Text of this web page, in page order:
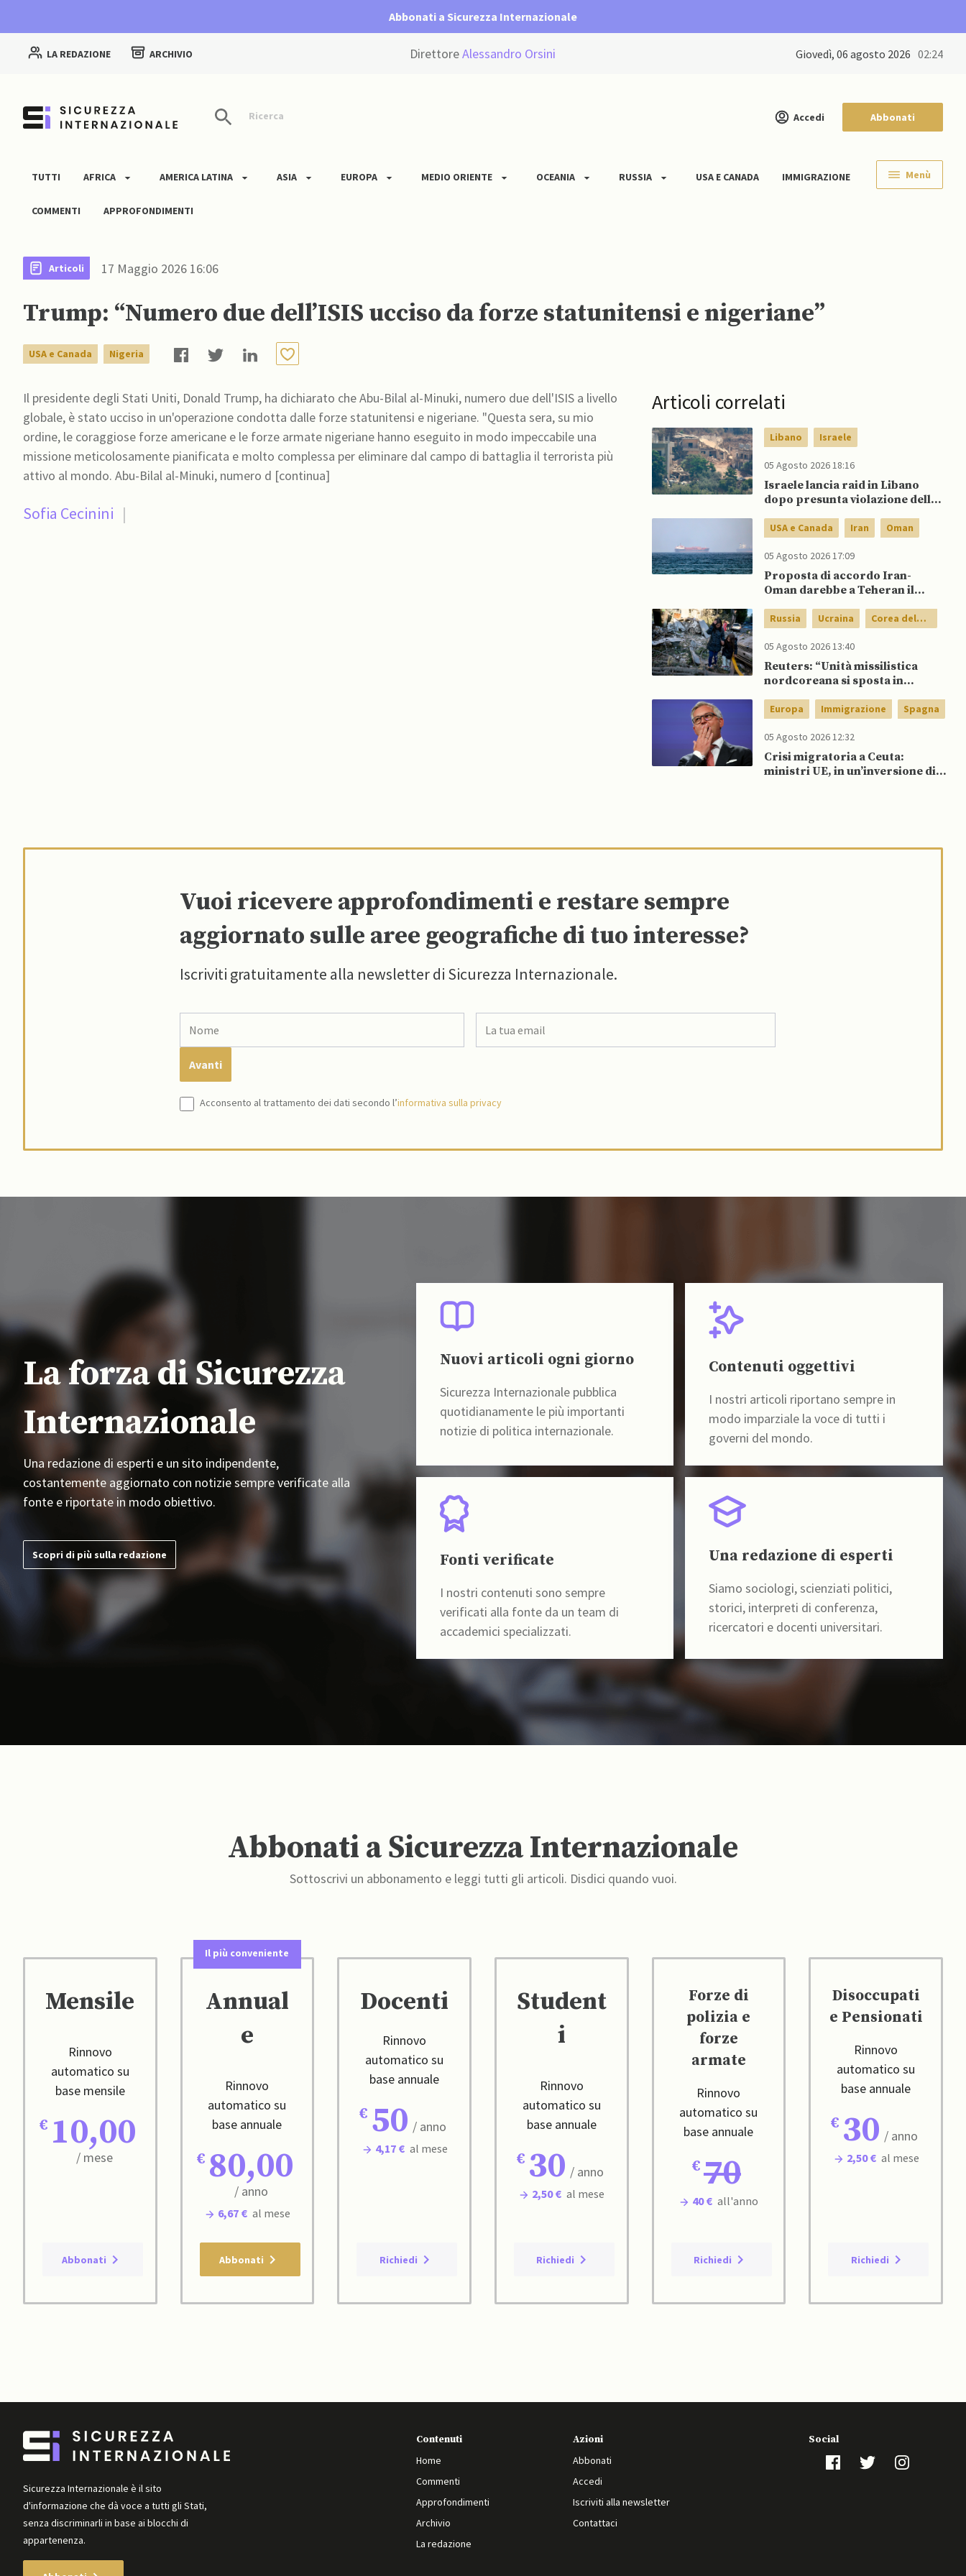
Abbonati a Sicurezza Internazionale
LA REDAZIONE ARCHIVIO DirettoreAlessandro Orsini giovedì, 06 agosto 2026 02:24
Ricerca Accedi Abbonati
TUTTI AFRICA AMERICA LATINA ASIA EUROPA MEDIO ORIENTE OCEANIA RUSSIA USA E CANADA IMMIGRAZIONE
COMMENTI APPROFONDIMENTI
Menù
Articoli 17 Maggio 2026 16:06
Trump: “Numero due dell’ISIS ucciso da forze statunitensi e nigeriane”
USA e Canada Nigeria
Il presidente degli Stati Uniti, Donald Trump, ha dichiarato che Abu-Bilal al-Minuki, numero due dell'ISIS a livello
globale, è stato ucciso in un'operazione condotta dalle forze statunitensi e nigeriane. "Questa sera, su mio
ordine, le coraggiose forze americane e le forze armate nigeriane hanno eseguito in modo impeccabile una
missione meticolosamente pianificata e molto complessa per eliminare dal campo di battaglia il terrorista più
attivo al mondo. Abu-Bilal al-Minuki, numero d [continua]
Sofia Cecinini |
Articoli correlati
Libano Israele
05 Agosto 2026 18:16
Israele lancia raid in Libano
dopo presunta violazione della
USA e Canada Iran Oman
05 Agosto 2026 17:09
Proposta di accordo Iran-
Oman darebbe a Teheran il
nel Golfo
Russia Ucraina
Corea del
Nord
05 Agosto 2026 13:40
Reuters: “Unità missilistica
nordcoreana si sposta in
potrebbero presto colpire
Europa Immigrazione Spagna
05 Agosto 2026 12:32
Crisi migratoria a Ceuta:
ministri UE, in un’inversione di
Vuoi ricevere approfondimenti e restare sempre
aggiornato sulle aree geografiche di tuo interesse?
Iscriviti gratuitamente alla newsletter di Sicurezza Internazionale.
Acconsento al trattamento dei dati secondo l’informativa sulla privacy
La forza di Sicurezza
Internazionale
Una redazione di esperti e un sito indipendente,
costantemente aggiornato con notizie sempre verificate alla
fonte e riportate in modo obiettivo.
Scopri di più sulla redazione
Nuovi articoli ogni giorno
Sicurezza Internazionale pubblica
quotidianamente le più importanti
notizie di politica internazionale.
Contenuti oggettivi
I nostri articoli riportano sempre in
modo imparziale la voce di tutti i
governi del mondo.
Fonti verificate
I nostri contenuti sono sempre
verificati alla fonte da un team di
accademici specializzati.
Una redazione di esperti
Siamo sociologi, scienziati politici,
storici, interpreti di conferenza,
ricercatori e docenti universitari.
Abbonati a Sicurezza Internazionale
Sottoscrivi un abbonamento e leggi tutti gli articoli. Disdici quando vuoi.
Mensile
Rinnovo
automatico su
base mensile
10,00
/ mese
Abbonati
Il più conveniente
Annual
e
Rinnovo
automatico su
base annuale
80,00
/ anno
6,67 € al mese
Abbonati
Docenti
Rinnovo
automatico su
base annuale
50 / anno
4,17 € al mese
Richiedi
Student
i
Rinnovo
automatico su
base annuale
30 / anno
2,50 € al mese
Richiedi
Forze di
polizia e
forze
armate
Rinnovo
automatico su
base annuale
70
40 € all'anno
Richiedi
Disoccupati
e Pensionati
Rinnovo
automatico su
base annuale
30 / anno
2,50 € al mese
Richiedi
Sicurezza Internazionale è il sito
d'informazione che dà voce a tutti gli Stati,
senza discriminarli in base ai blocchi di
appartenenza.
Contenuti
Home
Commenti
Approfondimenti
Archivio
La redazione
Azioni
Abbonati
Accedi
Iscriviti alla newsletter
Contattaci
Social